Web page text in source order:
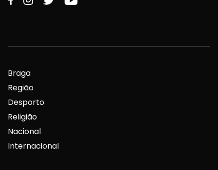
Braga
Região
Desporto
Religião
Nacional
Internacional